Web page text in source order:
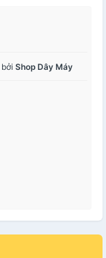
bởi Shop Dây Máy